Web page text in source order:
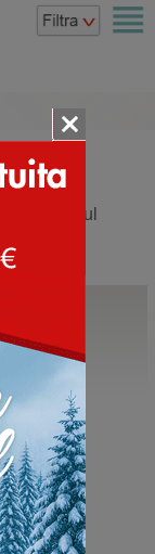
38
nero sul